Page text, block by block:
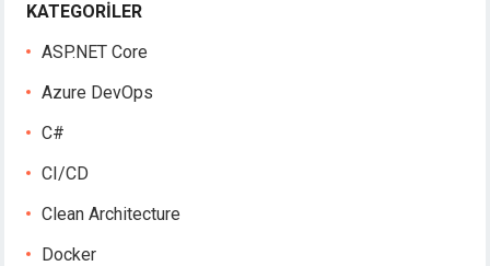
KATEGORILER
ASP.NET Core
Azure DevOps
C#
CI/CD
Clean Architecture
Docker